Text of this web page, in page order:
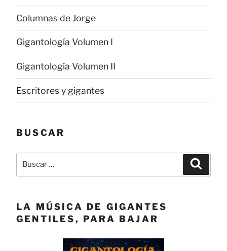
Columnas de Jorge
Gigantología Volumen I
Gigantología Volumen II
Escritores y gigantes
BUSCAR
Buscar
LA MÚSICA DE GIGANTES
GENTILES, PARA BAJAR